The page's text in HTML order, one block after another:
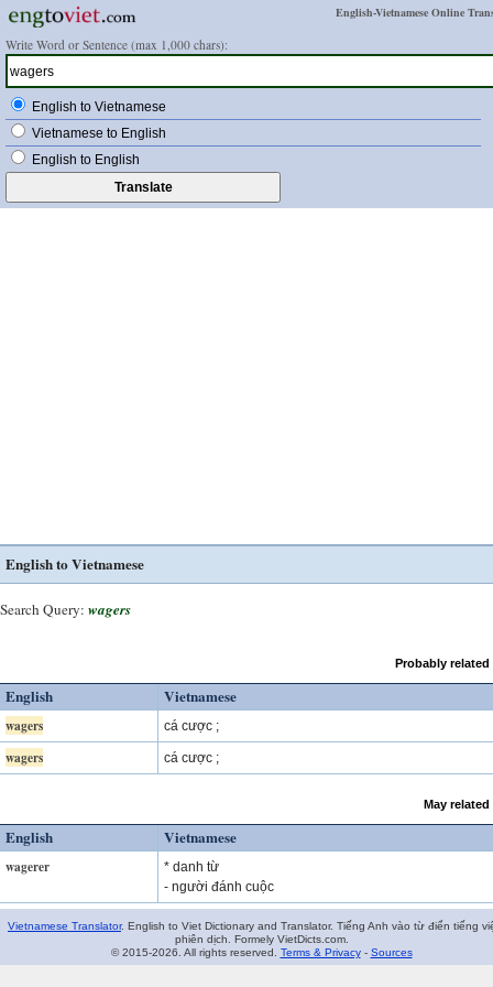
English-Vietnamese Online
Write Word or Sentence (max 1,000 chars):
English to Vietnamese
Vietnamese to English
English to English
English to Vietnamese
Search Query: wagers
Probably
English Vietnamese
wagers cá cược ;
wagers cá cược ;
May
English Vietnamese
wagerer
* danh từ
- người đánh cuộc
Vietnamese Translator. English to Viet Dictionary and Translator. Tiếng Anh vào từ điển tiếng
phiên dịch. Formely VietDicts.com.
© 2015-2026. All rights reserved. Terms & Privacy- Sources